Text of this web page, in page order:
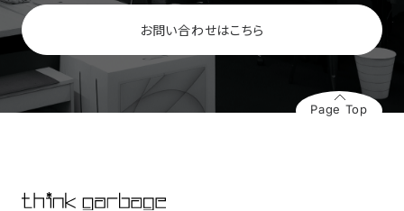
お問い合わせはこちら
Page Top